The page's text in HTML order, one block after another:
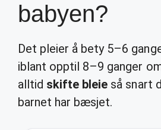
babyen?
Det pleier å bety 5–6
iblant opptil 8–9 ganger
alltid skifte bleie så snart
barnet har bæsjet.